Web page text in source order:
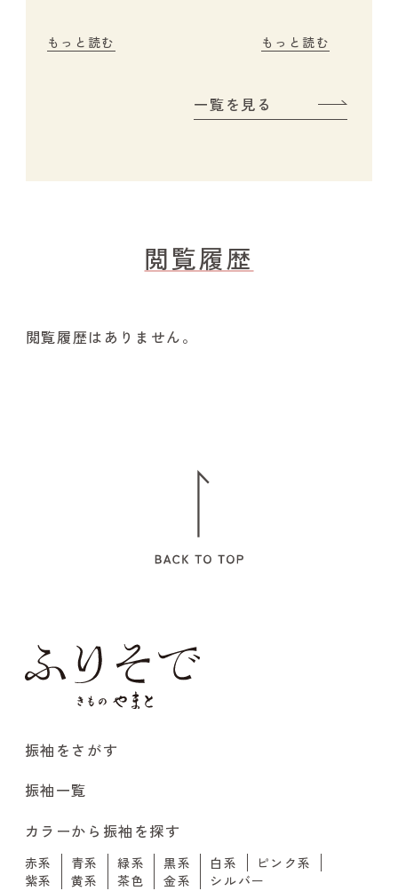
もっと読む もっと読む
一覧を見る
閲覧履歴
閲覧履歴はありません。
振袖をさがす
振袖一覧
カラーから振袖を探す
赤系 青系 緑系 黒系 白系
ピンク系
紫系
黄系 茶色 金系 シルバー